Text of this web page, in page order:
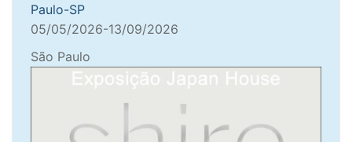
Paulo-SP
05/05/2026-13/09/2026
São Paulo